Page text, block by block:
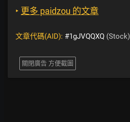
‣ 更多 paidzou 的文章
文章代碼(AID): #1gJVQQXQ (Stock)
關閉廣告 方便截圖